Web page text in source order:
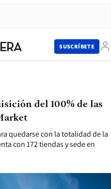
SUSCRÍBETE
quedarse con la totalidad de la
con 172 tiendas y sede en
del 100% de las